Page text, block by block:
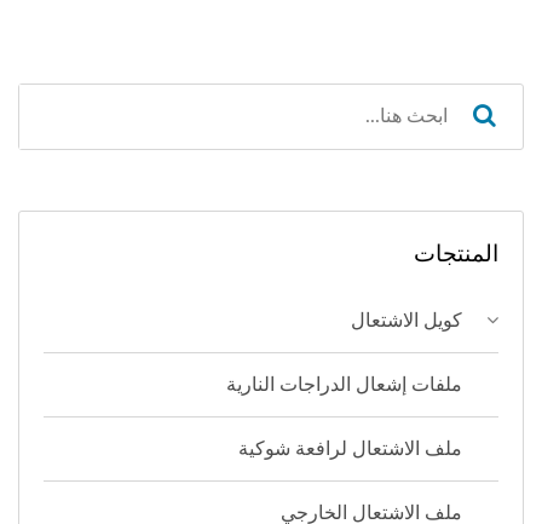
المنتجات
كويل الاشتعال
ملفات إشعال الدراجات النارية
ملف الاشتعال لرافعة شوكية
ملف الاشتعال الخارجي